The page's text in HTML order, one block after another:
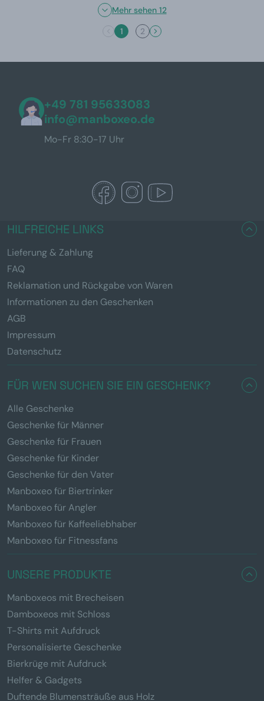
Mehr sehen 12
1
2
+49 781 95633083
info@manboxeo.de
Mo-Fr 8:30-17 Uhr
HILFREICHE LINKS
Lieferung & Zahlung
FAQ
Reklamation und Rückgabe von Waren
Informationen zu den Geschenken
AGB
Impressum
Datenschutz
FÜR WEN SUCHEN SIE EIN GESCHENK?
Alle Geschenke
Geschenke für Männer
Geschenke für Frauen
Geschenke für Kinder
Geschenke für den Vater
Manboxeo für Biertrinker
Manboxeo für Angler
Manboxeo für Kaffeeliebhaber
Manboxeo für Fitnessfans
UNSERE PRODUKTE
Manboxeos mit Brecheisen
Damboxeos mit Schloss
T-Shirts mit Aufdruck
Personalisierte Geschenke
Bierkrüge mit Aufdruck
Helfer & Gadgets
Duftende Blumensträuße aus Holz